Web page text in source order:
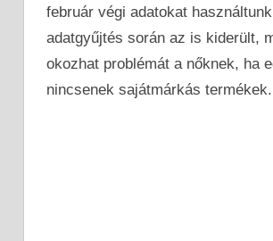
február végi adatokat
adatgyűjtés során az is kiderült,
okozhat problémát a nőknek, ha
nincsenek sajátmárkás termékek.